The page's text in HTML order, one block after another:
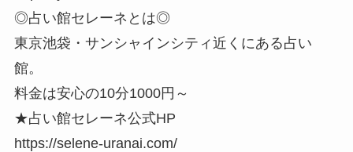
◎占い館セレーネとは◎
東京池袋・サンシャインシティ近くにある占い
館。
料金は安心の10分1000円～
★占い館セレーネ公式HP
https://selene-uranai.com/